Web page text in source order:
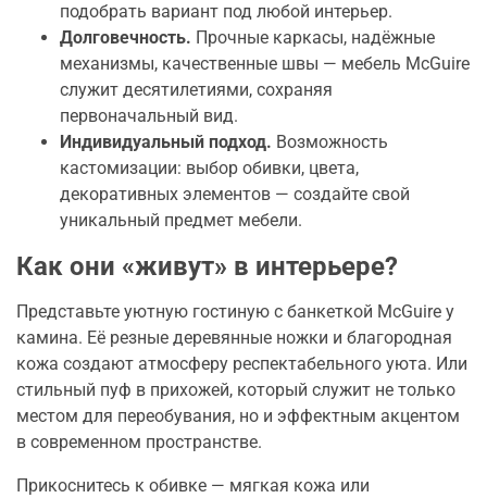
подобрать вариант под любой интерьер.
Долговечность. Прочные каркасы, надёжные
механизмы, качественные швы — мебель McGuire
служит десятилетиями, сохраняя
первоначальный вид.
Индивидуальный подход. Возможность
кастомизации: выбор обивки, цвета,
декоративных элементов — создайте свой
уникальный предмет мебели.
Как они «живут» в интерьере?
Представьте уютную гостиную с банкеткой McGuire у
камина. Её резные деревянные ножки и благородная
кожа создают атмосферу респектабельного уюта. Или
стильный пуф в прихожей, который служит не только
местом для переобувания, но и эффектным акцентом
в современном пространстве.
Прикоснитесь к обивке — мягкая кожа или